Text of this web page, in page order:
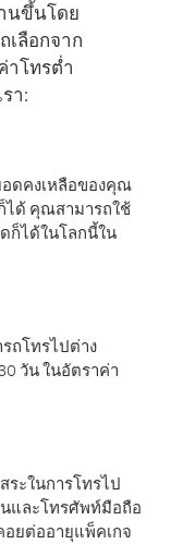
นขึ้นโดย
เลือกจาก
าโทรต่ำ
า:
อดคงเหลือของคุณ
ได้ คุณสามารถใช้
ก็ได้ในโลกนี้ใน
ถโทรไปต่าง
วัน ในอัตราค่า
ะในการโทรไป
และโทรศัพท์มือถือ
ยต่ออายุแพ็คเกจ